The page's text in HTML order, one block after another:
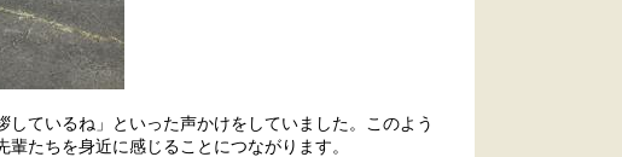
ているね」といった声かけをしていました。このよう
たちを身近に感じることにつながります。